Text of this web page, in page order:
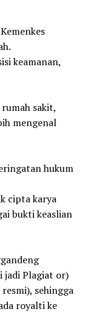
keamanan,
sakit,
mengenal
hukum
cipta karya
bukti keaslian
jadi Plagiat or)
sehingga
royalti ke